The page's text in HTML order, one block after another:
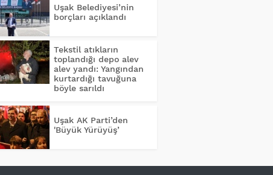
Uşak Belediyesi’nin
borçları açıklandı
Tekstil atıkların
toplandığı depo alev
alev yandı: Yangından
kurtardığı tavuğuna
böyle sarıldı
Uşak AK Parti’den
'Büyük Yürüyüş’